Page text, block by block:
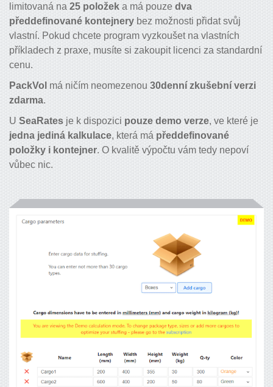
limitovaná na 25 položek a má pouze dva
předdefinované kontejnery bez možnosti přidat svůj
vlastní. Pokud chcete program vyzkoušet na vlastních
příkladech z praxe, musíte si zakoupit licenci za standardní
cenu.
PackVol má ničím neomezenou 30denní zkušební verzi
zdarma.
U SeaRates je k dispozici pouze demo verze, ve které je
jedna jediná kalkulace, která má předdefinované
položky i kontejner. O kvalitě výpočtu vám tedy nepoví
vůbec nic.